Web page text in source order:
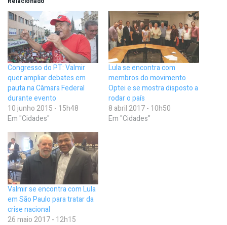
Congresso do PT: Valmir
quer ampliar debates em
pauta na Câmara Federal
durante evento
10 junho 2015 - 15h48
Em "Cidades"
Lula se encontra com
membros do movimento
Optei e se mostra disposto a
rodar o país
8 abril 2017 - 10h50
Em "Cidades"
Valmir se encontra com Lula
em São Paulo para tratar da
crise nacional
26 maio 2017 - 12h15